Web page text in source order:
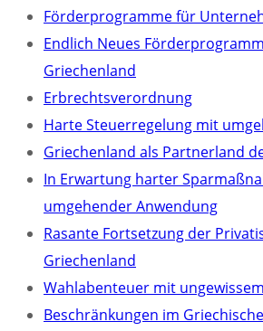
Förderprogramme für
Endlich Neues Förderprogramm
Griechenland
Erbrechtsverordnung
Harte Steuerregelung mit
Griechenland als Partnerland
In Erwartung harter
umgehender Anwendung
Rasante Fortsetzung der
Griechenland
Wahlabenteuer mit
Beschränkungen im